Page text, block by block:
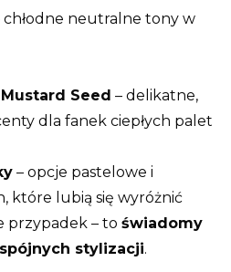
chłodne neutralne tony w
Seed – delikatne,
dla fanek ciepłych palet
– opcje pastelowe i
które lubią się wyróżnić
przypadek – to świadomy
stylizacji.